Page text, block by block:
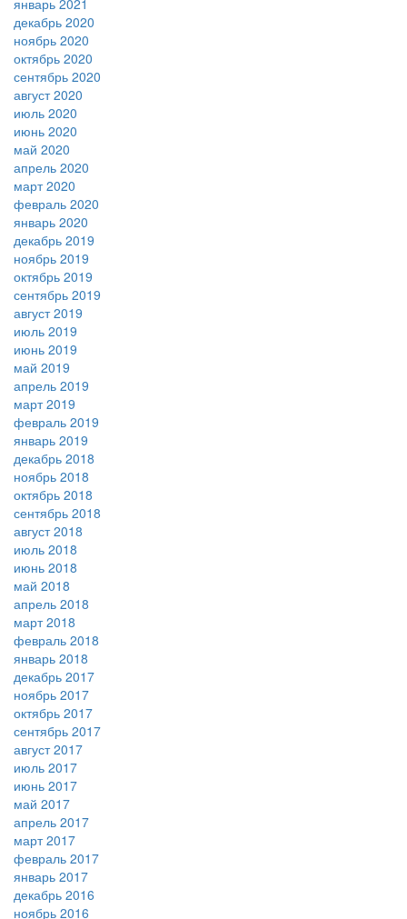
январь 2021
декабрь 2020
ноябрь 2020
октябрь 2020
сентябрь 2020
август 2020
июль 2020
июнь 2020
май 2020
апрель 2020
март 2020
февраль 2020
январь 2020
декабрь 2019
ноябрь 2019
октябрь 2019
сентябрь 2019
август 2019
июль 2019
июнь 2019
май 2019
апрель 2019
март 2019
февраль 2019
январь 2019
декабрь 2018
ноябрь 2018
октябрь 2018
сентябрь 2018
август 2018
июль 2018
июнь 2018
май 2018
апрель 2018
март 2018
февраль 2018
январь 2018
декабрь 2017
ноябрь 2017
октябрь 2017
сентябрь 2017
август 2017
июль 2017
июнь 2017
май 2017
апрель 2017
март 2017
февраль 2017
январь 2017
декабрь 2016
ноябрь 2016